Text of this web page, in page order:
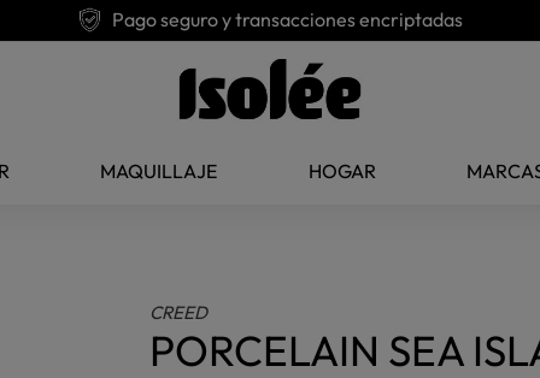
Pago seguro y transacciones encriptadas
MAQUILLAJE HOGAR
CREED
PORCELAIN SEA